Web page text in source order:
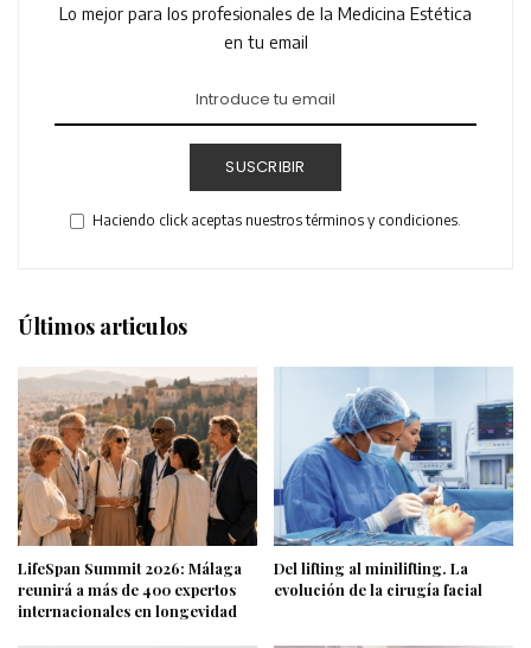
Lo mejor para los profesionales de la Medicina Estética
en tu email
SUSCRIBIR
Haciendo click aceptas nuestros términos y condiciones.
Últimos articulos
LifeSpan Summit 2026: Málaga
reunirá a más de 400 expertos
internacionales en longevidad
Del lifting al minilifting. La
evolución de la cirugía facial